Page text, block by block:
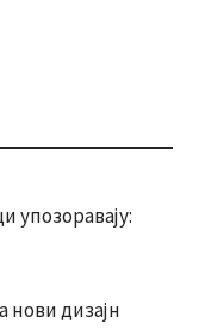
упозоравају:
нови дизајн